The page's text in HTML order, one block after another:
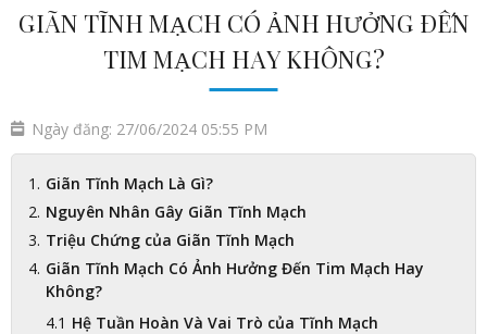
GIÃN TĨNH MẠCH CÓ ẢNH HƯỞNG ĐẾN
TIM MẠCH HAY KHÔNG?
Ngày đăng: 27/06/2024 05:55 PM
Giãn Tĩnh Mạch Là Gì?
Nguyên Nhân Gây Giãn Tĩnh Mạch
Triệu Chứng của Giãn Tĩnh Mạch
Giãn Tĩnh Mạch Có Ảnh Hưởng Đến Tim Mạch Hay
Không?
Hệ Tuần Hoàn Và Vai Trò của Tĩnh Mạch